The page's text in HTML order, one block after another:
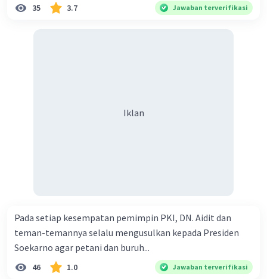
35 3.7 Jawaban terverifikasi
Iklan
Pada setiap kesempatan pemimpin PKI, DN. Aidit dan
teman-temannya selalu mengusulkan kepada Presiden
Soekarno agar petani dan buruh...
46 1.0 Jawaban terverifikasi